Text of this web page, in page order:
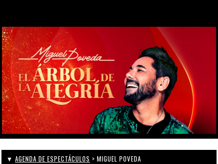
▼ AGENDA DE ESPECTÁCULOS > MIGUEL POVEDA